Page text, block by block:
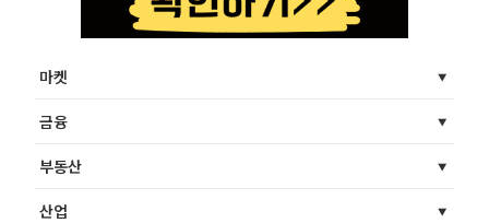
마켓
금융
부동산
산업